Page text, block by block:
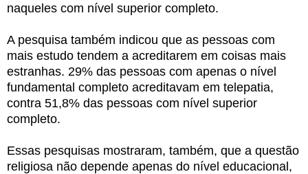
naqueles com nível superior completo.
A pesquisa também indicou que as pessoas com
mais estudo tendem a acreditarem em coisas mais
estranhas. 29% das pessoas com apenas o nível
fundamental completo acreditavam em telepatia,
contra 51,8% das pessoas com nível superior
completo.
Essas pesquisas mostraram, também, que a questão
religiosa não depende apenas do nível educacional,